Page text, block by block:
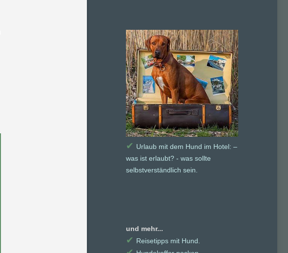
✔ Urlaub mit dem Hund im Hotel: –
was ist erlaubt? - was sollte
selbstverständlich sein.
und mehr...
✔ Reisetipps mit Hund.